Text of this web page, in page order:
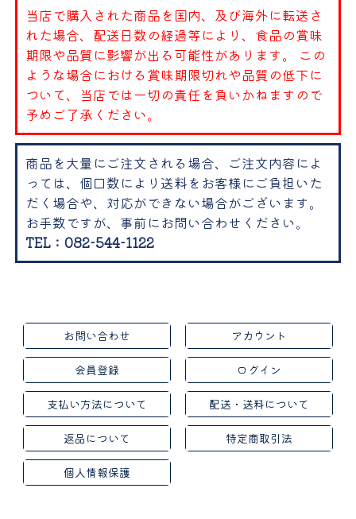
当店で購入された商品を国内、及び海外に転送さ
れた場合、配送日数の経過等により、食品の賞味
期限や品質に影響が出る可能性があります。 この
ような場合における賞味期限切れや品質の低下に
ついて、当店では一切の責任を負いかねますので
予めご了承ください。
商品を大量にご注文される場合、ご注文内容によ
っては、個口数により送料をお客様にご負担いた
だく場合や、対応ができない場合がございます。
お手数ですが、事前にお問い合わせください。
TEL：082-544-1122
お問い合わせ アカウント
会員登録 ログイン
支払い方法について 配送・送料について
返品について 特定商取引法
個人情報保護